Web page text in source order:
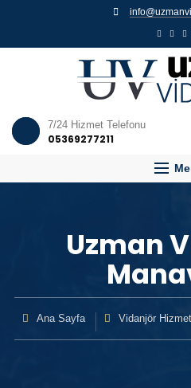
7/24 Hizmet Telefonu
05369277211
Uzman
Ana Sayfa Vidanjör